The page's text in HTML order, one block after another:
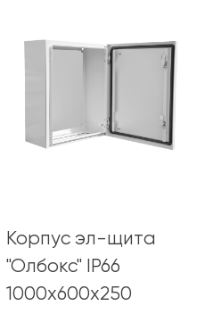
Корпус эл-щита
"Олбокс" IP66
1000х600х250